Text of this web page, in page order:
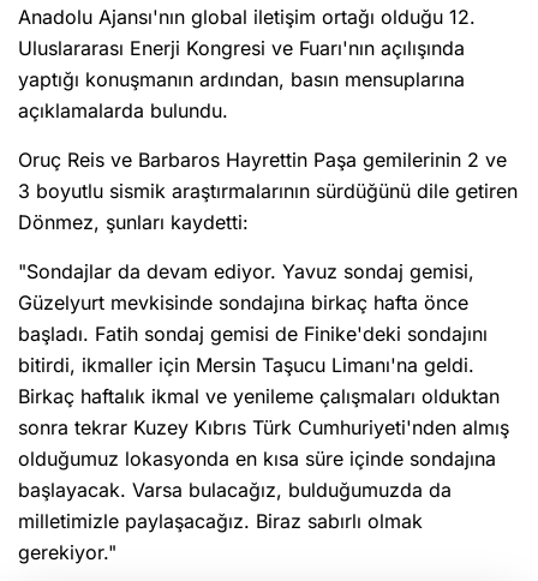
Anadolu Ajansı'nın global iletişim ortağı olduğu 12.
Uluslararası Enerji Kongresi ve Fuarı'nın açılışında
yaptığı konuşmanın ardından, basın mensuplarına
açıklamalarda bulundu.
Oruç Reis ve Barbaros Hayrettin Paşa gemilerinin 2 ve
3 boyutlu sismik araştırmalarının sürdüğünü dile getiren
Dönmez, şunları kaydetti:
"Sondajlar da devam ediyor. Yavuz sondaj gemisi,
Güzelyurt mevkisinde sondajına birkaç hafta önce
başladı. Fatih sondaj gemisi de Finike'deki sondajını
bitirdi, ikmaller için Mersin Taşucu Limanı'na geldi.
Birkaç haftalık ikmal ve yenileme çalışmaları olduktan
sonra tekrar Kuzey Kıbrıs Türk Cumhuriyeti'nden almış
olduğumuz lokasyonda en kısa süre içinde sondajına
başlayacak. Varsa bulacağız, bulduğumuzda da
milletimizle paylaşacağız. Biraz sabırlı olmak
gerekiyor."